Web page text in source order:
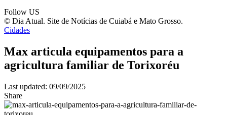
Follow US
© Dia Atual. Site de Notícias de Cuiabá e Mato Grosso.
Cidades
Max articula equipamentos para a
agricultura familiar de Torixoréu
Last updated: 09/09/2025
Share